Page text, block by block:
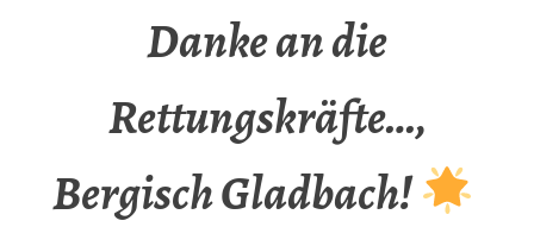
Danke an die
Rettungskräfte…,
Bergisch Gladbach!